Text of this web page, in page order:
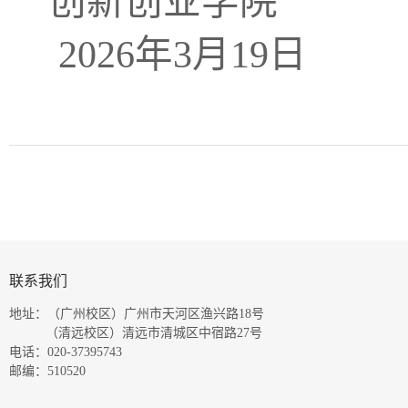
2026年3月 19 日
联系我们
地址：（广州校区）广州市天河区渔兴路18号
（清远校区）清远市清城区中宿路27号
电话：020-37395743
邮编：510520